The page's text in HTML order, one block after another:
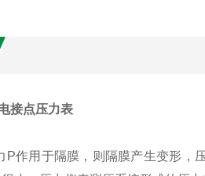
接点压力表
P作用于隔膜，则隔膜产生变形